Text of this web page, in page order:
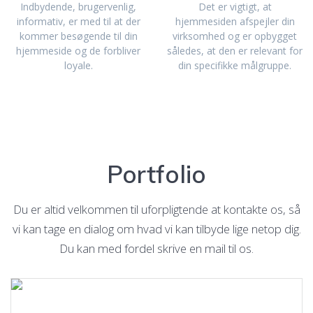
Indbydende, brugervenlig,
informativ, er med til at der
kommer besøgende til din
hjemmeside og de forbliver
loyale.
Det er vigtigt, at
hjemmesiden afspejler din
virksomhed og er opbygget
således, at den er relevant for
din specifikke målgruppe.
Portfolio
Du er altid velkommen til uforpligtende at kontakte os, så
vi kan tage en dialog om hvad vi kan tilbyde lige netop dig.
Du kan med fordel skrive en mail til os.